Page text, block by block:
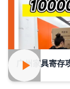
广州家具寄